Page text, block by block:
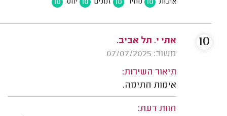
איכות 10 מחיר 10 זמנים 10 יחס 10
אתי י. תל אביב.
משוב: 07/07/2025
תיאור השירות:
אימות חתימה.
חוות דעת:
10